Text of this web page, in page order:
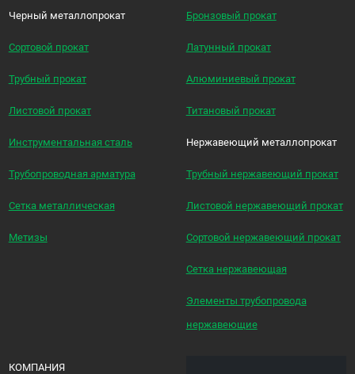
Черный металлопрокат
Сортовой прокат
Трубный прокат
Листовой прокат
Инструментальная сталь
Трубопроводная арматура
Сетка металлическая
Метизы
Бронзовый прокат
Латунный прокат
Алюминиевый прокат
Титановый прокат
Нержавеющий металлопрокат
Трубный нержавеющий прокат
Листовой нержавеющий прокат
Сортовой нержавеющий прокат
Сетка нержавеющая
Элементы трубопровода
нержавеющие
КОМПАНИЯ